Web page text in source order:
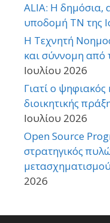
ALIA: Η δημόσια,
υποδομή ΤΝ της
Η Τεχνητή
και σύννομη από
Ιουλίου 2026
Γιατί ο
διοικητικής
Ιουλίου 2026
Open Source
στρατηγικός
2026